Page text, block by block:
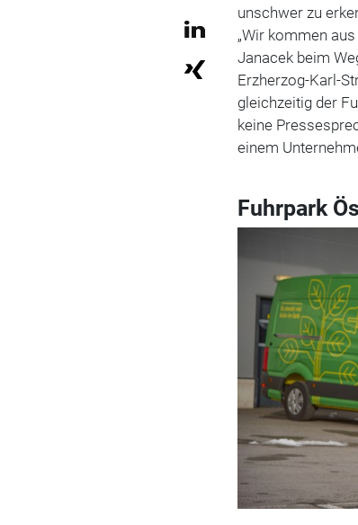
unschwer zu
„Wir kommen
Janacek beim
Erzherzog-Karl-
gleichzeitig der
keine
einem
Fuhrpark